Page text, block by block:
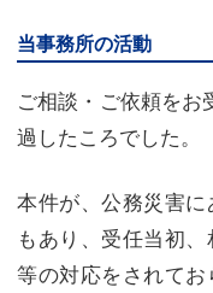
当事務所の活動
ご相談・ご依頼をお
過したころでした。
本件が、公務災害
もあり、受任当初
等の対応をされて